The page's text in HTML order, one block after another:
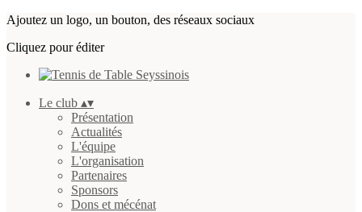
Ajoutez un logo, un bouton, des réseaux sociaux
Cliquez pour éditer
Le club ▴▾
Présentation
Actualités
L'équipe
L'organisation
Partenaires
Sponsors
Dons et mécénat